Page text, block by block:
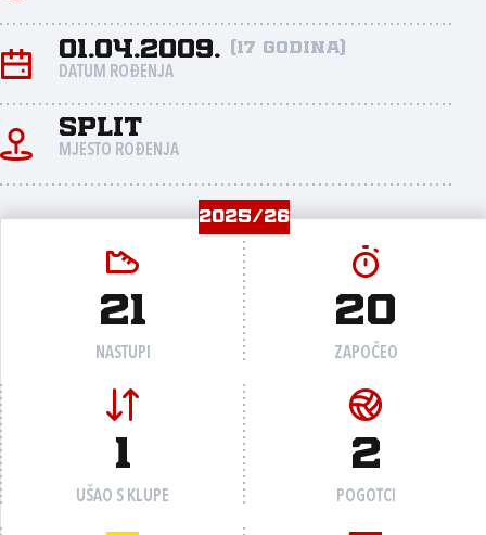
01.04.2009. (17 godina)
DATUM ROĐENJA
Split
MJESTO ROĐENJA
2025/26
21
NASTUPI
20
ZAPOČEO
1
UŠAO S KLUPE
2
POGOTCI